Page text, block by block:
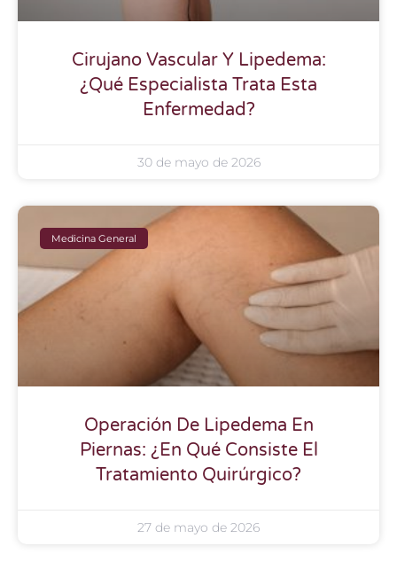
Cirujano Vascular Y Lipedema:
¿Qué Especialista Trata Esta
Enfermedad?
30 de mayo de 2026
Medicina General
Operación De Lipedema En
Piernas: ¿En Qué Consiste El
Tratamiento Quirúrgico?
27 de mayo de 2026